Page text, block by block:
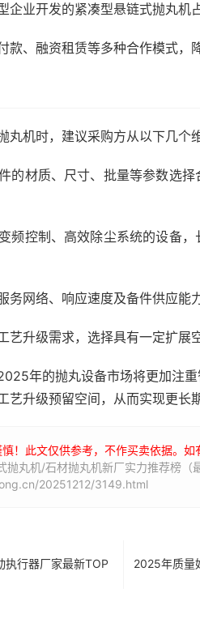
企业开发的紧凑型悬链式抛丸机
款、融资租赁等多种合作模式，
丸机时，建议采购方从以下几个
的材质、尺寸、批量等参数选
频控制、高效除尘系统的设备
务网络、响应速度及备件供应能
艺升级需求，选择具有一定扩展
年的抛丸设备市场将更加注
升级预留空间，从而实现更长
！此文仅供参考，不作买卖依据。如
丸机/石材抛丸机新厂实力推荐榜（最
20251212/3149.html
行器厂家最新TOP
2025年质量